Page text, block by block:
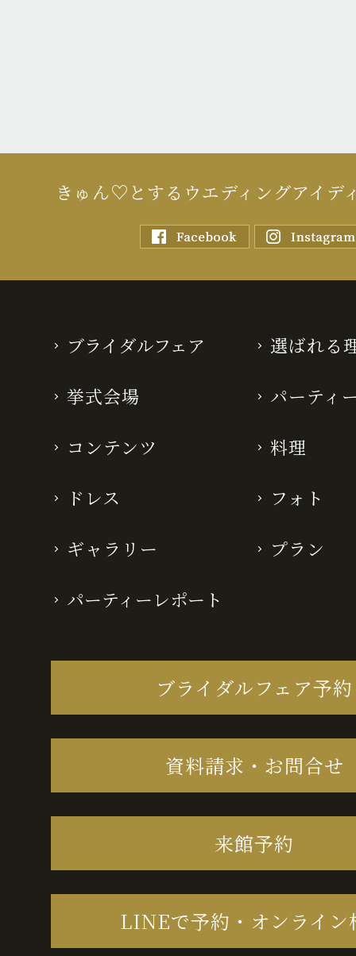
きゅん♡とするウエディングアイデ
ブライダルフェア 選ばれる
挙式会場 パーティ
コンテンツ 料理
ドレス フォト
ギャラリー プラン
パーティーレポート
ブライダルフェア予約
資料請求・お問合せ
来館予約
LINEで予約・オンライン